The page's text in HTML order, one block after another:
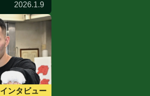
2026.1.9
インタビュー